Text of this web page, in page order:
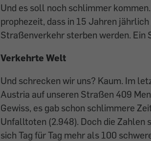
Und es soll noch schlimmer
prophezeit, dass in 15 Jahren
Straßenverkehr sterben werden. Ein
Verkehrte Welt
Und schrecken wir uns? Kaum. Im
Austria auf unseren Straßen 409
Gewiss, es gab schon schlimmere
Unfalltoten (2.948). Doch die Zahlen
sich Tag für Tag mehr als 100